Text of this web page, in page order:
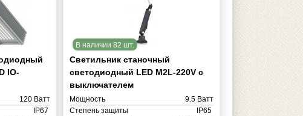
IO-
120 Ватт
IP67
В наличии 82 шт.
Светильник станочный
светодиодный LED M2L-220V с
выключателем
Мощность
9.5 Ватт
Степень защиты
IP65